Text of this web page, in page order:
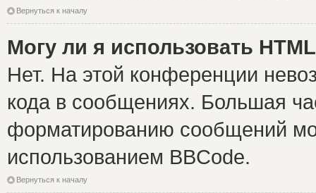
Вернуться к началу
Могу ли я использовать
Нет. На этой конференции
кода в сообщениях. Большая
форматированию сообщений
использованием BBCode.
Вернуться к началу